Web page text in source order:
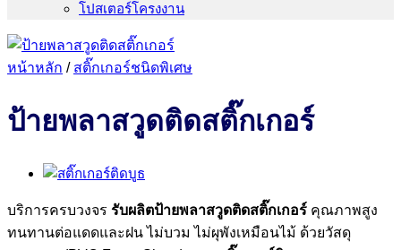
โปสเตอร์โครงงาน
หน้าหลัก / สติ๊กเกอร์ชนิดพิเศษ
ป้ายพลาสวูดติดสติ๊กเกอร์
บริการครบวงจร รับผลิตป้ายพลาสวูดติดสติ๊กเกอร์ คุณภาพสูง
ทนทานต่อแดดและฝน ไม่บวม ไม่ผุพังเหมือนไม้ ด้วยวัสดุ